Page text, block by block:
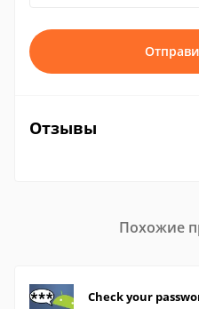
Отзывы
Похожие
Check your